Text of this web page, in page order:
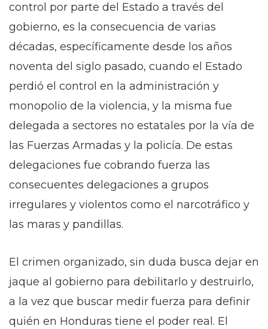
control por parte del Estado a través del
gobierno, es la consecuencia de varias
décadas, específicamente desde los años
noventa del siglo pasado, cuando el Estado
perdió el control en la administración y
monopolio de la violencia, y la misma fue
delegada a sectores no estatales por la vía de
las Fuerzas Armadas y la policía. De estas
delegaciones fue cobrando fuerza las
consecuentes delegaciones a grupos
irregulares y violentos como el narcotráfico y
las maras y pandillas.
El crimen organizado, sin duda busca dejar en
jaque al gobierno para debilitarlo y destruirlo,
a la vez que buscar medir fuerza para definir
quién en Honduras tiene el poder real. El